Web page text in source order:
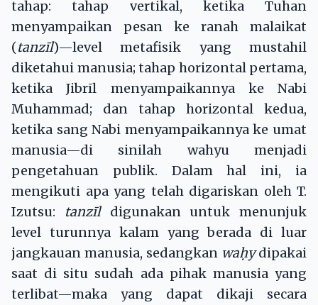
tahap: tahap vertikal, ketika Tuhan
menyampaikan pesan ke ranah malaikat
(tanzīl)—level metafisik yang mustahil
diketahui manusia; tahap horizontal pertama,
ketika Jibrīl menyampaikannya ke Nabi
Muhammad; dan tahap horizontal kedua,
ketika sang Nabi menyampaikannya ke umat
manusia—di sinilah wahyu menjadi
pengetahuan publik. Dalam hal ini, ia
mengikuti apa yang telah digariskan oleh T.
Izutsu: tanzīldigunakan untuk menunjuk
level turunnya kalam yang berada di luar
jangkauan manusia, sedangkan waḥydipakai
saat di situ sudah ada pihak manusia yang
terlibat—maka yang dapat dikaji secara